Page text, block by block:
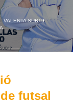
VALENTA SUB19
futsal